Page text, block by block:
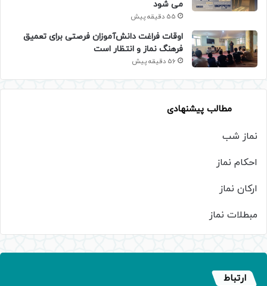
می شود
55 دقیقه پیش
اوقات فراغت دانش‌آموزان فرصتی برای تعمیق
فرهنگ نماز و انتظار است
56 دقیقه پیش
مطالب پیشنهادی
نماز شب
احکام نماز
ارکان نماز
مبطلات نماز
ارتباط